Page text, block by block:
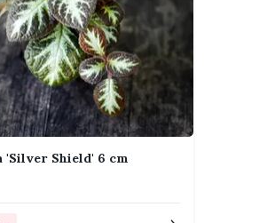
'Silver Shield' 6 cm